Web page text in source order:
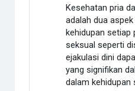
Kesehatan pria
adalah dua
kehidupan setiap
seksual seperti
ejakulasi dini
yang signifikan
dalam kehidupan